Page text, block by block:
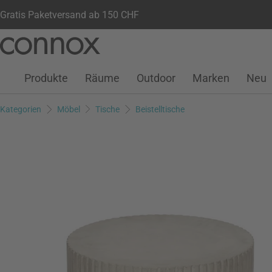
Gratis Paketversand ab 150 CHF
Seiteninhalt
Suchfeld
Kundenkonto
Wunschliste
Warenkorb
Produkte Räume Outdoor Marken Neu
Kategorien Möbel Tische Beistelltische